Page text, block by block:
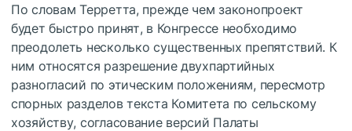
По словам Терретта, прежде чем законопроект
будет быстро принят, в Конгрессе необходимо
преодолеть несколько существенных препятствий. К
ним относятся разрешение двухпартийных
разногласий по этическим положениям, пересмотр
спорных разделов текста Комитета по сельскому
хозяйству, согласование версий Палаты